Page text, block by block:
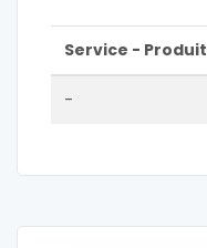
Service - Produit
-